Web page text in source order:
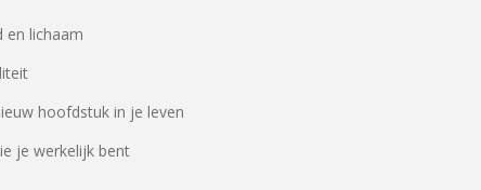
en lichaam
hoofdstuk in je leven
je werkelijk bent